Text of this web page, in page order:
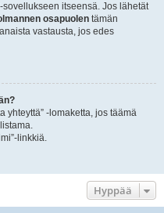
itseensä. Jos lähetät
osapuolen tämän
vastausta, jos edes
yhteyttä” -lomaketta, jos täämä
linkkiä.
Hyppää